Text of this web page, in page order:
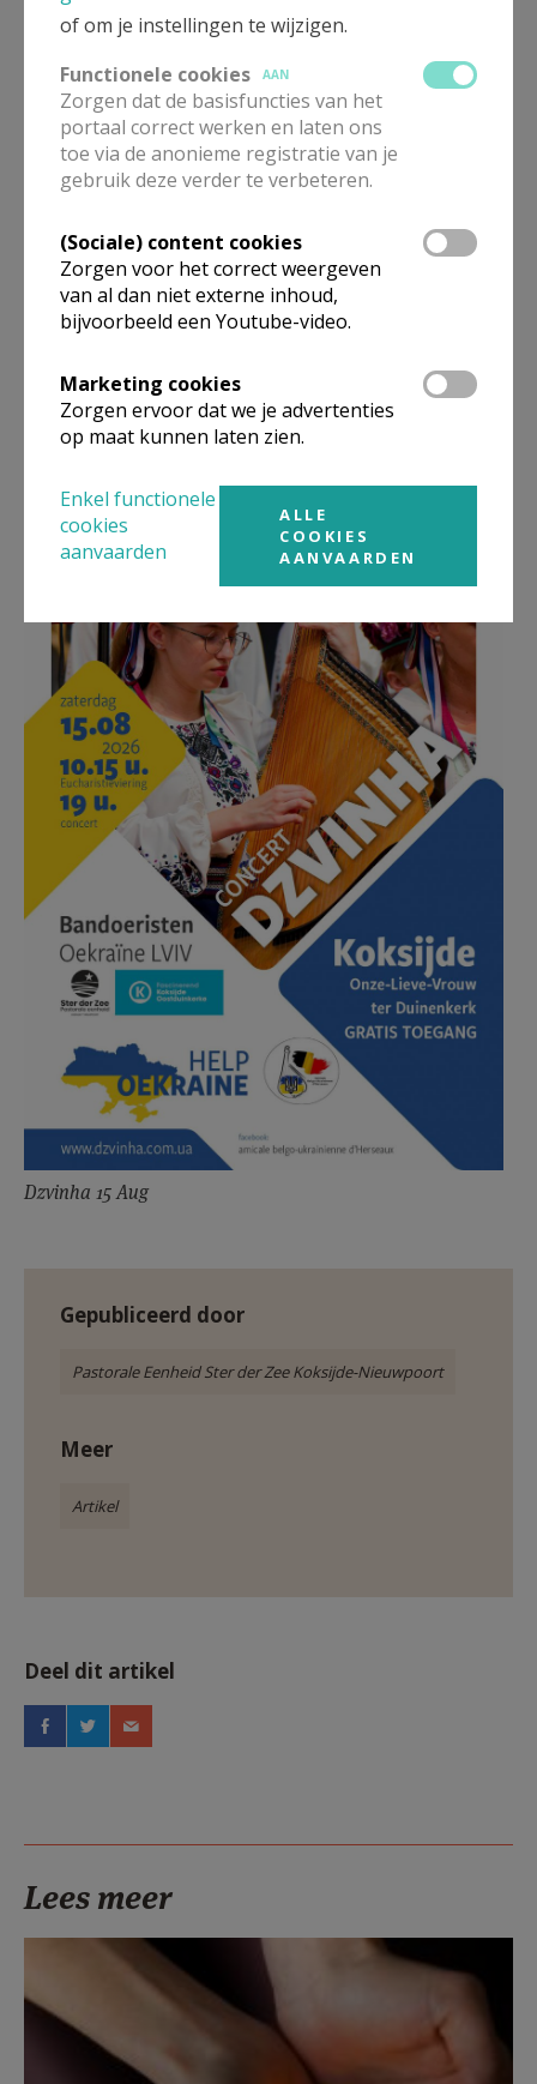
9.00u: Bevrijdingsmis : St-Niklaaskerk te
Oostduinkerke opgeluisterd door het
Beauvarletkoor.
Donderdag 17 september
Zondag, 27 september
10.15u: O-L-V ter Duinenkerk: startviering nieuw
Geen vieringen in de andere kerken van Koksijde op
Dzvinha 15 Aug
Gepubliceerd door
Pastorale Eenheid Ster der Zee Koksijde-Nieuwpoort
Meer
Artikel
Deel dit artikel
Lees meer
of om je instellingen te wijzigen.
Functionele cookies
AAN
Zorgen dat de basisfuncties van het
portaal correct werken en laten ons
toe via de anonieme registratie van je
gebruik deze verder te verbeteren.
(Sociale) content cookies
Zorgen voor het correct weergeven
van al dan niet externe inhoud,
bijvoorbeeld een Youtube-video.
Marketing cookies
Zorgen ervoor dat we je advertenties
op maat kunnen laten zien.
Enkel functionele
cookies
aanvaarden
ALLE
COOKIES
AANVAARDEN